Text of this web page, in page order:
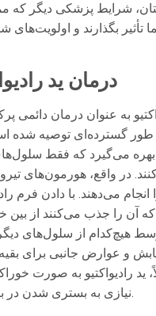
شرایط پزشکی دیگر
تأثیر بگذارند و
درمان ید
به عنوان درمان دائمی
طور گسترده‌ای توصیه شده
می‌گیرد که فقط سلول‌های
در واقع، هورمون‌های
انجام می‌دهند. با دادن فرم
که آن را جذب می‌کنند از بین
هیچ‌کدام از سلول‌های
و عوارض جانبی برای
ید رادیواکتیو به صورت
نیازی به بستری شدن در بیمارستان وجود ندارد.